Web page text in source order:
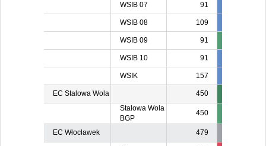
WSIB 07 91
WSIB 08 109
WSIB 09 91
WSIB 10 91
WSIK 157
EC Stalowa Wola
450
Stalowa Wola
BGP
450
EC Włocławek 479